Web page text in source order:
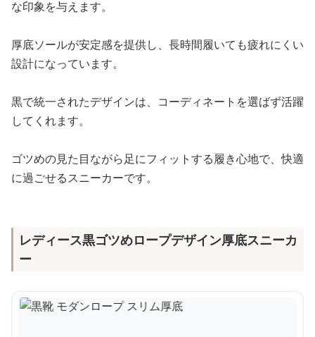
な印象を与えます。
厚底ソールが安定感を提供し、長時間履いても疲れにくい
設計になっています。
黒で統一されたデザインは、コーディネートを選ばず活躍
してくれます。
ゴツめの見た目ながら足にフィットする履き心地で、快適
に過ごせるスニーカーです。
レディース黒ゴツめロープデザイン厚底スニーカ
ー